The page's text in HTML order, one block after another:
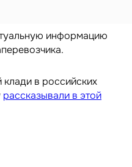
информацию
в российских
рассказывали в этой